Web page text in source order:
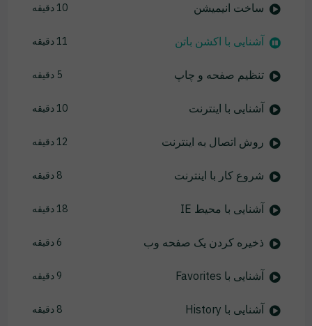
ساخت انیمیشن 10 دقیقه
آشنایی با اکشن باتن 11 دقیقه
تنظیم صفحه و چاپ 5 دقیقه
آشنایی با اینترنت 10 دقیقه
روش اتصال به اینترنت 12 دقیقه
شروع کار با اینترنت 8 دقیقه
آشنایی با محیط IE 18 دقیقه
ذخیره کردن یک صفحه وب 6 دقیقه
آشنایی با Favorites 9 دقیقه
آشنایی با History 8 دقیقه